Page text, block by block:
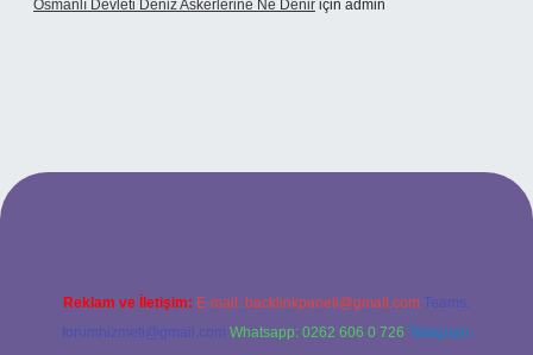
Osmanlı Devleti Deniz Askerlerine Ne Denir için admin
giriş
Reklam ve İletişim: E-mail: backlinkpaneli@gmail.com Teams:
forumhizmeti@gmail.com Whatsapp: 0262 606 0 726 Telegram: